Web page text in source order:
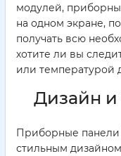
модулей,
на одном экране,
получать всю
хотите ли вы
или температурой
Дизайн и
Приборные панели
стильным